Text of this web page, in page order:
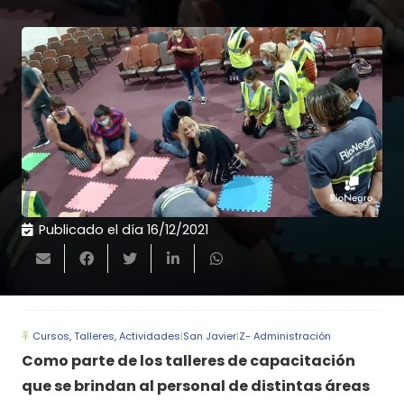
Publicado el día 16/12/2021
Cursos, Talleres, Actividades|San Javier|Z- Administración
Como parte de los talleres de capacitación
que se brindan al personal de distintas áreas